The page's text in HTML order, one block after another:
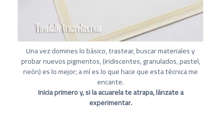
Una vez domines lo básico, trastear, buscar materiales y
probar nuevos pigmentos, (iridiscentes, granulados, pastel,
neón) es lo mejor; a mí es lo que hace que esta técnica me
encante.
Inicia primero y, si la acuarela te atrapa, lánzate a
experimentar.